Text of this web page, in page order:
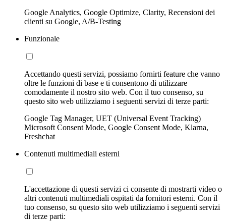
Google Analytics, Google Optimize, Clarity, Recensioni dei
clienti su Google, A/B-Testing
Funzionale
Accettando questi servizi, possiamo fornirti feature che vanno
oltre le funzioni di base e ti consentono di utilizzare
comodamente il nostro sito web. Con il tuo consenso, su
questo sito web utilizziamo i seguenti servizi di terze parti:
Google Tag Manager, UET (Universal Event Tracking)
Microsoft Consent Mode, Google Consent Mode, Klarna,
Freshchat
Contenuti multimediali esterni
L'accettazione di questi servizi ci consente di mostrarti video o
altri contenuti multimediali ospitati da fornitori esterni. Con il
tuo consenso, su questo sito web utilizziamo i seguenti servizi
di terze parti: